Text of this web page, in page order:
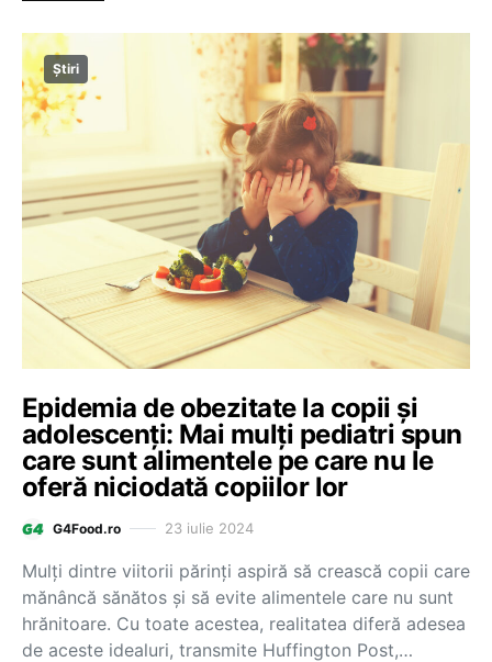
Știri
Epidemia de obezitate la copii și
adolescenți: Mai mulți pediatri spun
care sunt alimentele pe care nu le
oferă niciodată copiilor lor
G4Food.ro 23 iulie 2024
Mulți dintre viitorii părinți aspiră să crească copii care
mănâncă sănătos și să evite alimentele care nu sunt
hrănitoare. Cu toate acestea, realitatea diferă adesea
de aceste idealuri, transmite Huffington Post,…